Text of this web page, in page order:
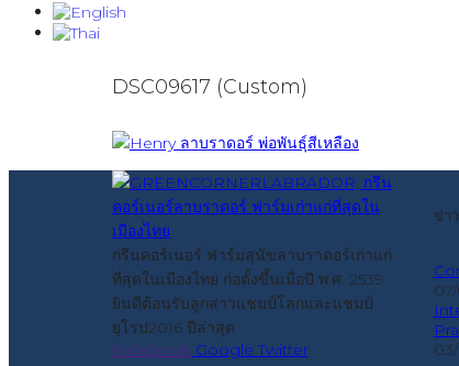
DSC09617 (Custom)
กรีนคอร์เนอร์ ฟาร์มสุนัขลาบราดอร์เก่าแก่
ที่สุดในเมืองไทย ก่อตั้งขึ้นเมื่อปี พ.ศ. 2539
ยินดีต้อนรับลูกสาวแชมป์โลกและแชมป์
ยุโรป2016 ปีล่าสุด
Facebook Google Twitter
ข่า